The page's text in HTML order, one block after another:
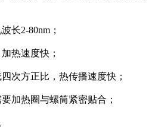
长2-80nm；
热速度快；
次方正比，热传播速度快；
加热圈与螺筒紧密贴合；